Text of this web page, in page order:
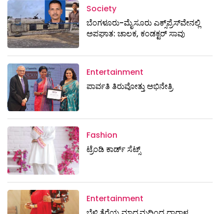
Society
ಬೆಂಗಳೂರು-ಮೈಸೂರು ಎಕ್ಸ್​ಪ್ರೆಸ್‌ವೇನಲ್ಲಿ
ಅಪಘಾತ: ಚಾಲಕ, ಕಂಡಕ್ಟರ್ ಸಾವು
Entertainment
ಪಾರ್ವತಿ ತಿರುವೋತ್ತು ಅಭಿನೇತ್ರಿ
Fashion
ಟ್ರೆಂಡಿ ಕಾರ್ಡ್‌ ಸೆಟ್ಸ್
Entertainment